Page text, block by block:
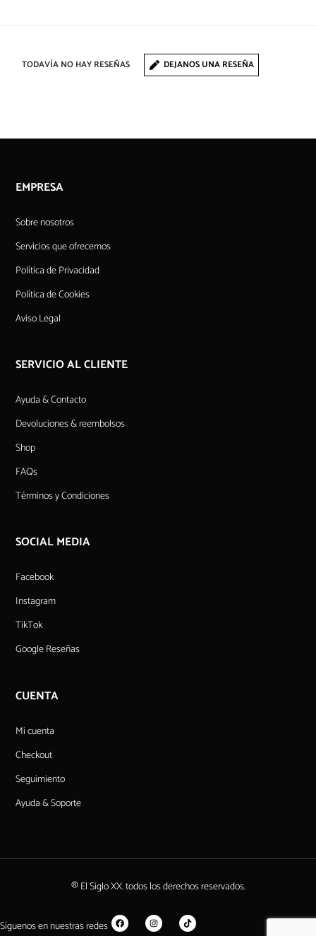
TODAVÍA NO HAY RESEÑAS DEJANOS UNA RESEÑA
EMPRESA
Sobre nosotros
Servicios que ofrecemos
Política de Privacidad
Política de Cookies
Aviso Legal
SERVICIO AL CLIENTE
Ayuda & Contacto
Devoluciones & reembolsos
Shop
FAQs
Términos y Condiciones
SOCIAL MEDIA
Facebook
Instagram
TikTok
Google Reseñas
CUENTA
Mi cuenta
Checkout
Seguimiento
Ayuda & Soporte
® El Siglo XX. todos los derechos reservados.
Síguenos en nuestras redes